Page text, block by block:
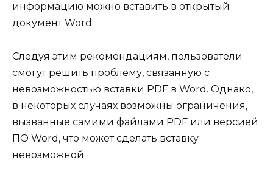
информацию можно вставить в открытый
документ Word.
Следуя этим рекомендациям, пользователи
смогут решить проблему, связанную с
невозможностью вставки PDF в Word. Однако,
в некоторых случаях возможны ограничения,
вызванные самими файлами PDF или версией
ПО Word, что может сделать вставку
невозможной.